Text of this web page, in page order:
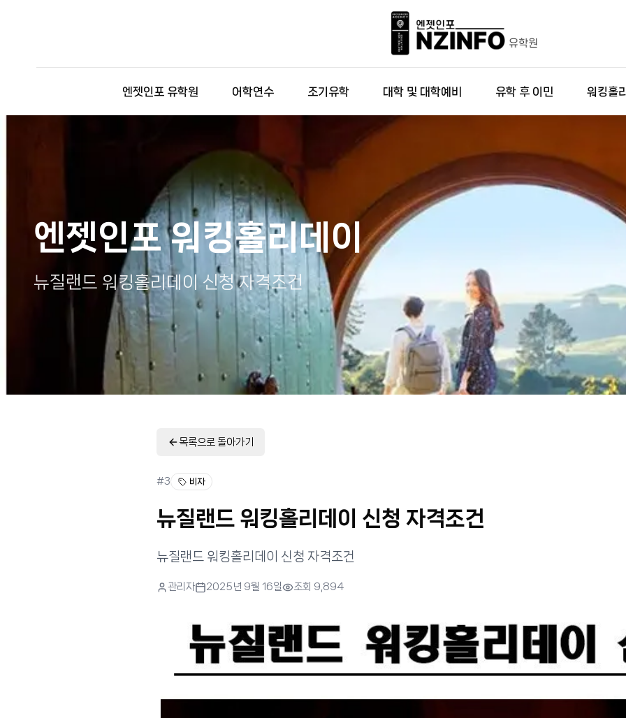
엔젯인포 유학원 어학연수 조기유학 대학 및 대학예비 유학 후 이민 워킹홀
엔젯인포 워킹홀리데이
뉴질랜드 워킹홀리데이 신청 자격조건
목록으로 돌아가기
#3 비자
뉴질랜드 워킹홀리데이 신청 자격조건
뉴질랜드 워킹홀리데이 신청 자격조건
관리자 2025년 9월 16일 조회 9,894